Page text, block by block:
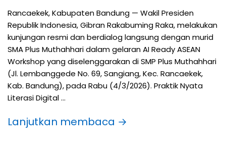
Rancaekek, Kabupaten Bandung — Wakil Presiden
Republik Indonesia, Gibran Rakabuming Raka, melakukan
kunjungan resmi dan berdialog langsung dengan murid
SMA Plus Muthahhari dalam gelaran AI Ready ASEAN
Workshop yang diselenggarakan di SMP Plus Muthahhari
(Jl. Lembanggede No. 69, Sangiang, Kec. Rancaekek,
Kab. Bandung), pada Rabu (4/3/2026). Praktik Nyata
Literasi Digital …
Lanjutkan membaca →